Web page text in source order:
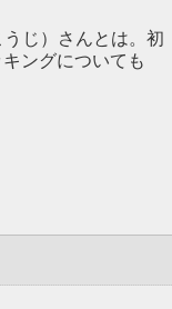
じ）さんとは。初
ングについても